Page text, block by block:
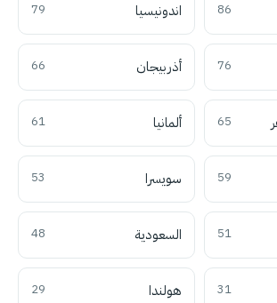
86 اندونيسيا 79
76 أذربيجان 66
65 ألمانيا 61
59 سويسرا 53
51 السعودية 48
31 هولندا 29